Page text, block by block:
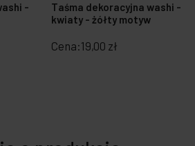
-
Taśma dekoracyjna washi -
kwiaty - żółty motyw
Cena:19,00 zł